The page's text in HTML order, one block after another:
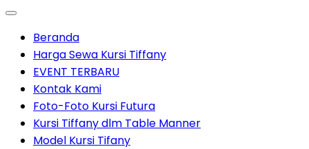
Beranda
Harga Sewa Kursi Tiffany
EVENT TERBARU
Kontak Kami
Foto-Foto Kursi Futura
Kursi Tiffany dlm Table Manner
Model Kursi Tifany